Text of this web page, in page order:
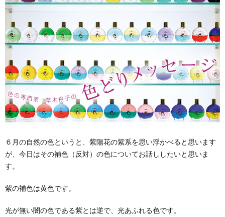
６月の自然の色というと、紫陽花の紫系を思い浮かべると思います
が、今日はその補色（反対）の色についてお話ししたいと思いま
す。
紫の補色は黄色です。
光が無い闇の色である紫とは逆で、光あふれる色です。